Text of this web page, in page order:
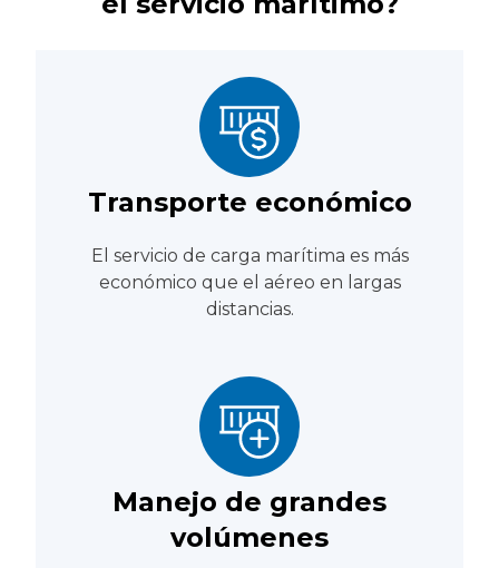
Transporte económico
El servicio de carga marítima es más
económico que el aéreo en largas
distancias.
Manejo de grandes
volúmenes